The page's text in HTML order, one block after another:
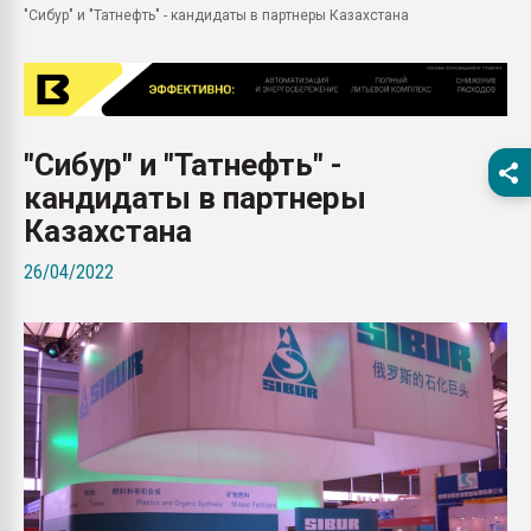
29.07.2026 ФРП помог
Помощь в подборе
ближайшее
Подмосковье, Москва
ситуацией на
ПЕРЕЙТИ НА
"Сибур" и "Татнефть" - кандидаты в партнеры Казахстана
"Сибур" и "Татнефть" -
кандидаты в партнеры
Казахстана
26/04/2022